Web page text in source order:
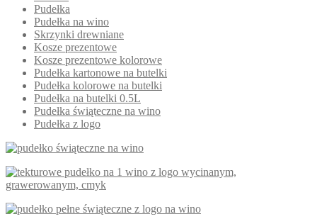
Pudełka
Pudełka na wino
Skrzynki drewniane
Kosze prezentowe
Kosze prezentowe kolorowe
Pudełka kartonowe na butelki
Pudełka kolorowe na butelki
Pudełka na butelki 0.5L
Pudełka świąteczne na wino
Pudełka z logo